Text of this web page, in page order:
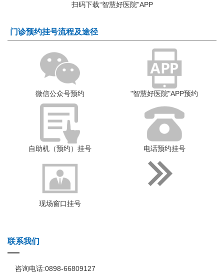
扫码下载“智慧好医院”APP
门诊预约挂号流程及途径
微信公众号预约 "智慧好医院"APP预约
自助机（预约）挂号 电话预约挂号
现场窗口挂号
联系我们
咨询电话:0898-66809127